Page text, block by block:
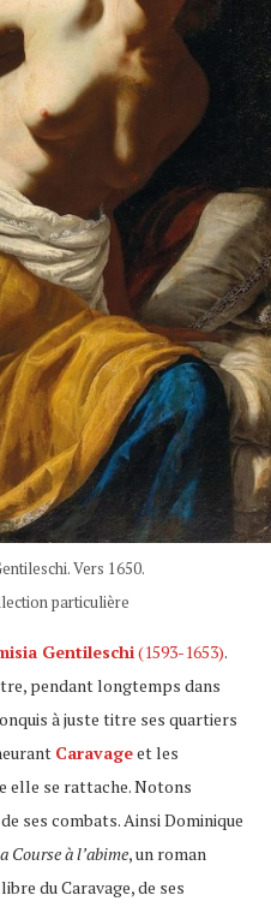
Vers 1650.
particulière
Gentileschi(1593-1653).
pendant longtemps dans
à juste titre ses quartiers
Caravageet les
elle se rattache. Notons
ses combats. Ainsi Dominique
Course à l’abime, un roman
du Caravage, de ses